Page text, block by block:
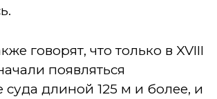
говорят, что только в XVIII
появляться
длиной 125 м и более, и